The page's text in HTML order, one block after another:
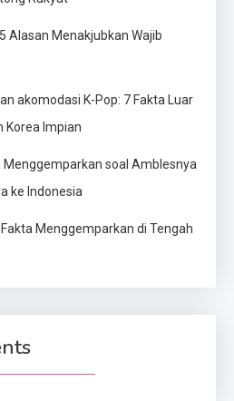
Alasan Menakjubkan Wajib
akomodasi K-Pop: 7 Fakta Luar
Korea Impian
Menggemparkan soal Amblesnya
ke Indonesia
Menggemparkan di Tengah